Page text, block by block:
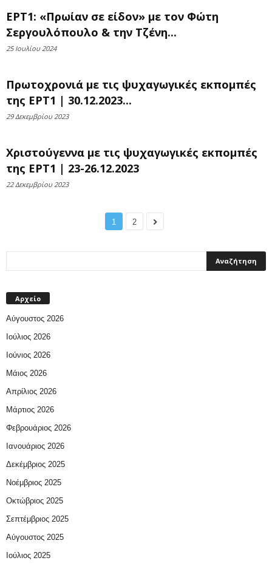
ΕΡΤ1: «Πρωίαν σε είδον» με τον Φώτη
Σεργουλόπουλο & την Τζένη...
25 Ιουλίου 2024
Πρωτοχρονιά με τις ψυχαγωγικές εκπομπές
της ΕΡΤ1 | 30.12.2023...
29 Δεκεμβρίου 2023
Χριστούγεννα με τις ψυχαγωγικές εκπομπές
της ΕΡΤ1 | 23-26.12.2023
22 Δεκεμβρίου 2023
1 2
Αρχείο
Αύγουστος 2026
Ιούλιος 2026
Ιούνιος 2026
Μάιος 2026
Απρίλιος 2026
Μάρτιος 2026
Φεβρουάριος 2026
Ιανουάριος 2026
Δεκέμβριος 2025
Νοέμβριος 2025
Οκτώβριος 2025
Σεπτέμβριος 2025
Αύγουστος 2025
Ιούλιος 2025